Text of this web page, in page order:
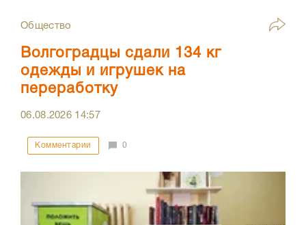
Общество
Волгоградцы сдали 134 кг
одежды и игрушек на
переработку
06.08.2026 14:57
Комментарии 0